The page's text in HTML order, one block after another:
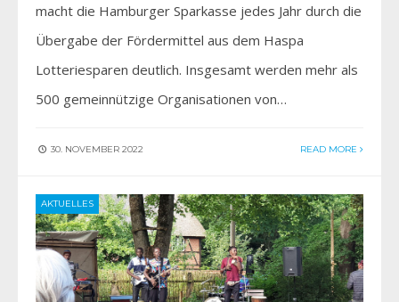
macht die Hamburger Sparkasse jedes Jahr durch die
Übergabe der Fördermittel aus dem Haspa
Lotteriesparen deutlich. Insgesamt werden mehr als
500 gemeinnützige Organisationen von…
30. NOVEMBER 2022 READ MORE
AKTUELLES